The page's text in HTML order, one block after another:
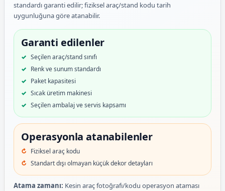
standardı garanti edilir; fiziksel araç/stand kodu tarih
uygunluğuna göre atanabilir.
Garanti edilenler
Seçilen araç/stand sınıfı
Renk ve sunum standardı
Paket kapasitesi
Sıcak üretim makinesi
Seçilen ambalaj ve servis kapsamı
Operasyonla atanabilenler
Fiziksel araç kodu
Standart dışı olmayan küçük dekor detayları
Atama zamanı: Kesin araç fotoğrafı/kodu operasyon ataması